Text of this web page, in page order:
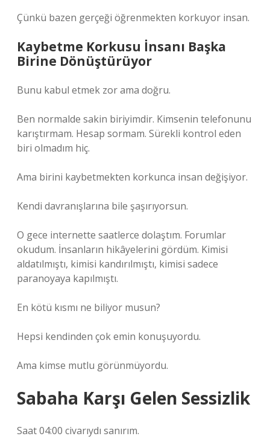
Çünkü bazen gerçeği öğrenmekten korkuyor insan.
Kaybetme Korkusu İnsanı Başka
Birine Dönüştürüyor
Bunu kabul etmek zor ama doğru.
Ben normalde sakin biriyimdir. Kimsenin telefonunu
karıştırmam. Hesap sormam. Sürekli kontrol eden
biri olmadım hiç.
Ama birini kaybetmekten korkunca insan değişiyor.
Kendi davranışlarına bile şaşırıyorsun.
O gece internette saatlerce dolaştım. Forumlar
okudum. İnsanların hikâyelerini gördüm. Kimisi
aldatılmıştı, kimisi kandırılmıştı, kimisi sadece
paranoyaya kapılmıştı.
En kötü kısmı ne biliyor musun?
Hepsi kendinden çok emin konuşuyordu.
Ama kimse mutlu görünmüyordu.
Sabaha Karşı Gelen Sessizlik
Saat 04:00 civarıydı sanırım.